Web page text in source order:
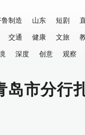
鲁制造 山东 短剧
交通 健康 文旅
深度 创意 观察
岛市分行